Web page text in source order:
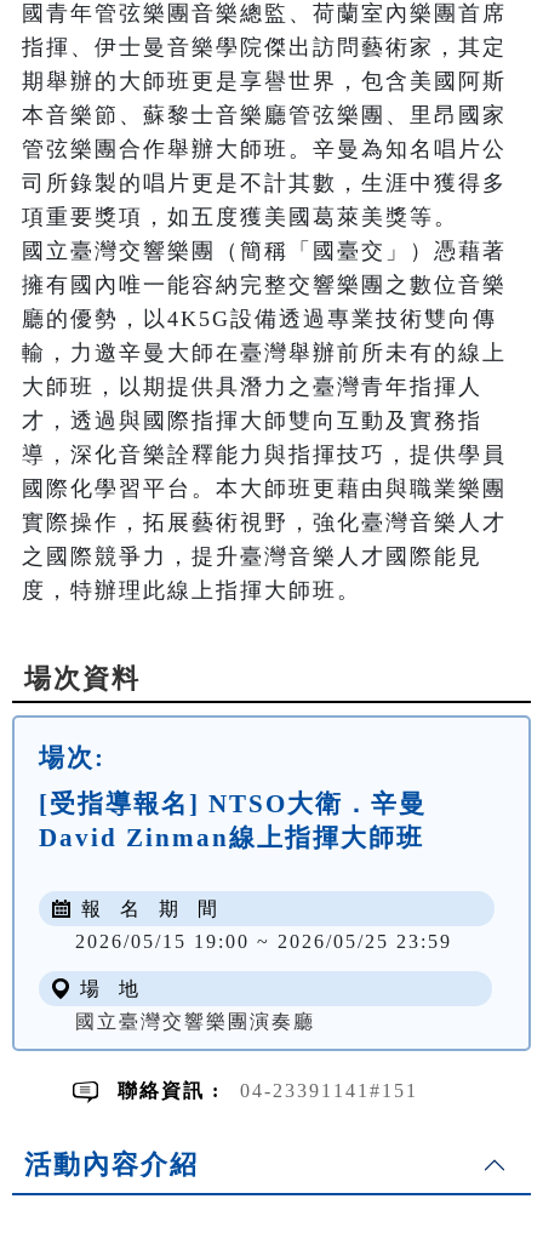
國青年管弦樂團音樂總監、荷蘭室內樂團首席
指揮、伊士曼音樂學院傑出訪問藝術家，其定
期舉辦的大師班更是享譽世界，包含美國阿斯
本音樂節、蘇黎士音樂廳管弦樂團、里昂國家
管弦樂團合作舉辦大師班。辛曼為知名唱片公
司所錄製的唱片更是不計其數，生涯中獲得多
項重要獎項，如五度獲美國葛萊美獎等。
國立臺灣交響樂團（簡稱「國臺交」）憑藉著
擁有國內唯一能容納完整交響樂團之數位音樂
廳的優勢，以4K5G設備透過專業技術雙向傳
輸，力邀辛曼大師在臺灣舉辦前所未有的線上
大師班，以期提供具潛力之臺灣青年指揮人
才，透過與國際指揮大師雙向互動及實務指
導，深化音樂詮釋能力與指揮技巧，提供學員
國際化學習平台。本大師班更藉由與職業樂團
實際操作，拓展藝術視野，強化臺灣音樂人才
之國際競爭力，提升臺灣音樂人才國際能見
度，特辦理此線上指揮大師班。
場次資料
場次:
[受指導報名] NTSO大衛．辛曼
David Zinman線上指揮大師班
報 名 期 間
2026/05/15 19:00 ~ 2026/05/25 23:59
場 地
國立臺灣交響樂團演奏廳
聯絡資訊 : 04-23391141#151
活動內容介紹